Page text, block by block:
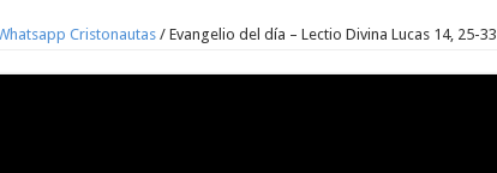
Cristonautas/ Evangelio del día – Lectio Divina Lucas 14, 25-33